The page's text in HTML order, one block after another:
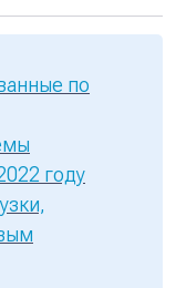
по
году